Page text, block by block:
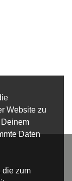
Website zu
Daten
die zum